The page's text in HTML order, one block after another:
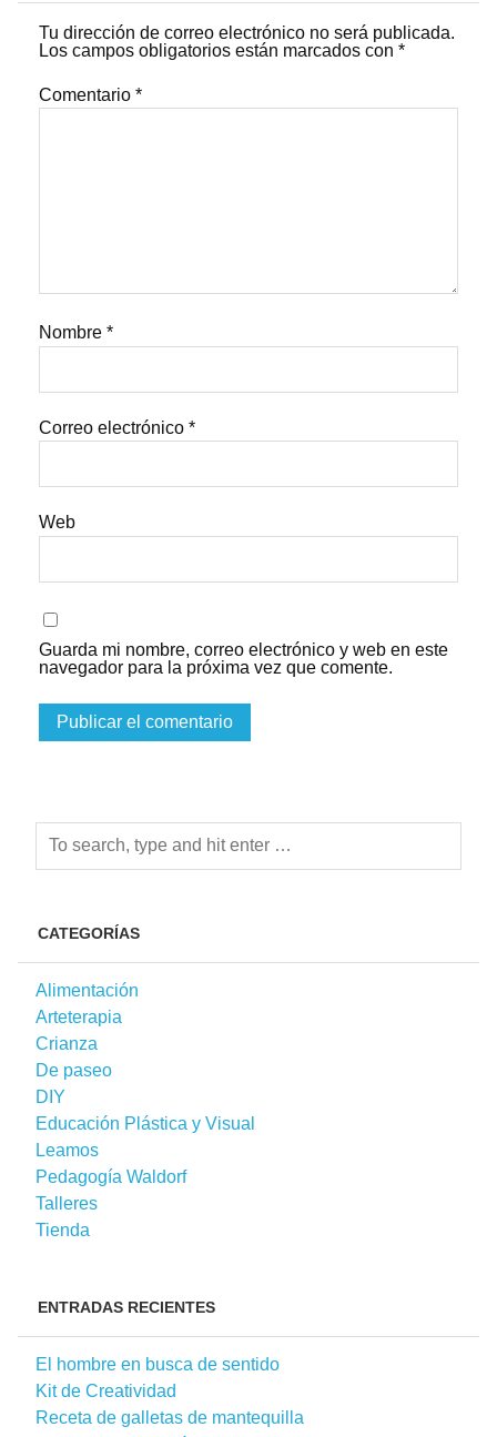
Tu dirección de correo electrónico no será publicada.
Los campos obligatorios están marcados con*
Comentario*
Nombre*
Correo electrónico*
Web
Guarda mi nombre, correo electrónico y web en este
navegador para la próxima vez que comente.
CATEGORÍAS
Alimentación
Arteterapia
Crianza
De paseo
DIY
Educación Plástica y Visual
Leamos
Pedagogía Waldorf
Talleres
Tienda
ENTRADAS RECIENTES
El hombre en busca de sentido
Kit de Creatividad
Receta de galletas de mantequilla